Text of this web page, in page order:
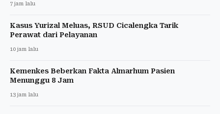
7 jam lalu
Kasus Yurizal Meluas, RSUD Cicalengka Tarik
Perawat dari Pelayanan
10 jam lalu
Kemenkes Beberkan Fakta Almarhum Pasien
Menunggu 8 Jam
13 jam lalu